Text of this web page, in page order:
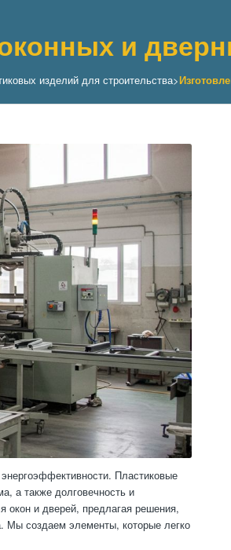
и
изделий для строительства>
Пластиковые
а также долговечность и
окон и дверей, предлагая решения,
Мы создаем элементы, которые легко